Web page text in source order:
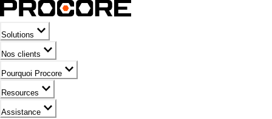
Solutions
Nos clients
Pourquoi Procore
Resources
Assistance